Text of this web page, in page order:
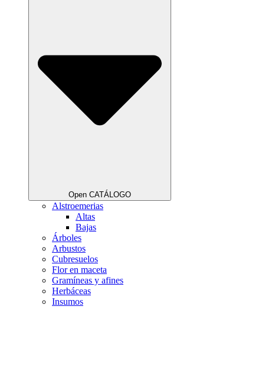
Open CATÁLOGO
Alstroemerias
Altas
Bajas
Árboles
Arbustos
Cubresuelos
Flor en maceta
Gramíneas y afines
Herbáceas
Insumos